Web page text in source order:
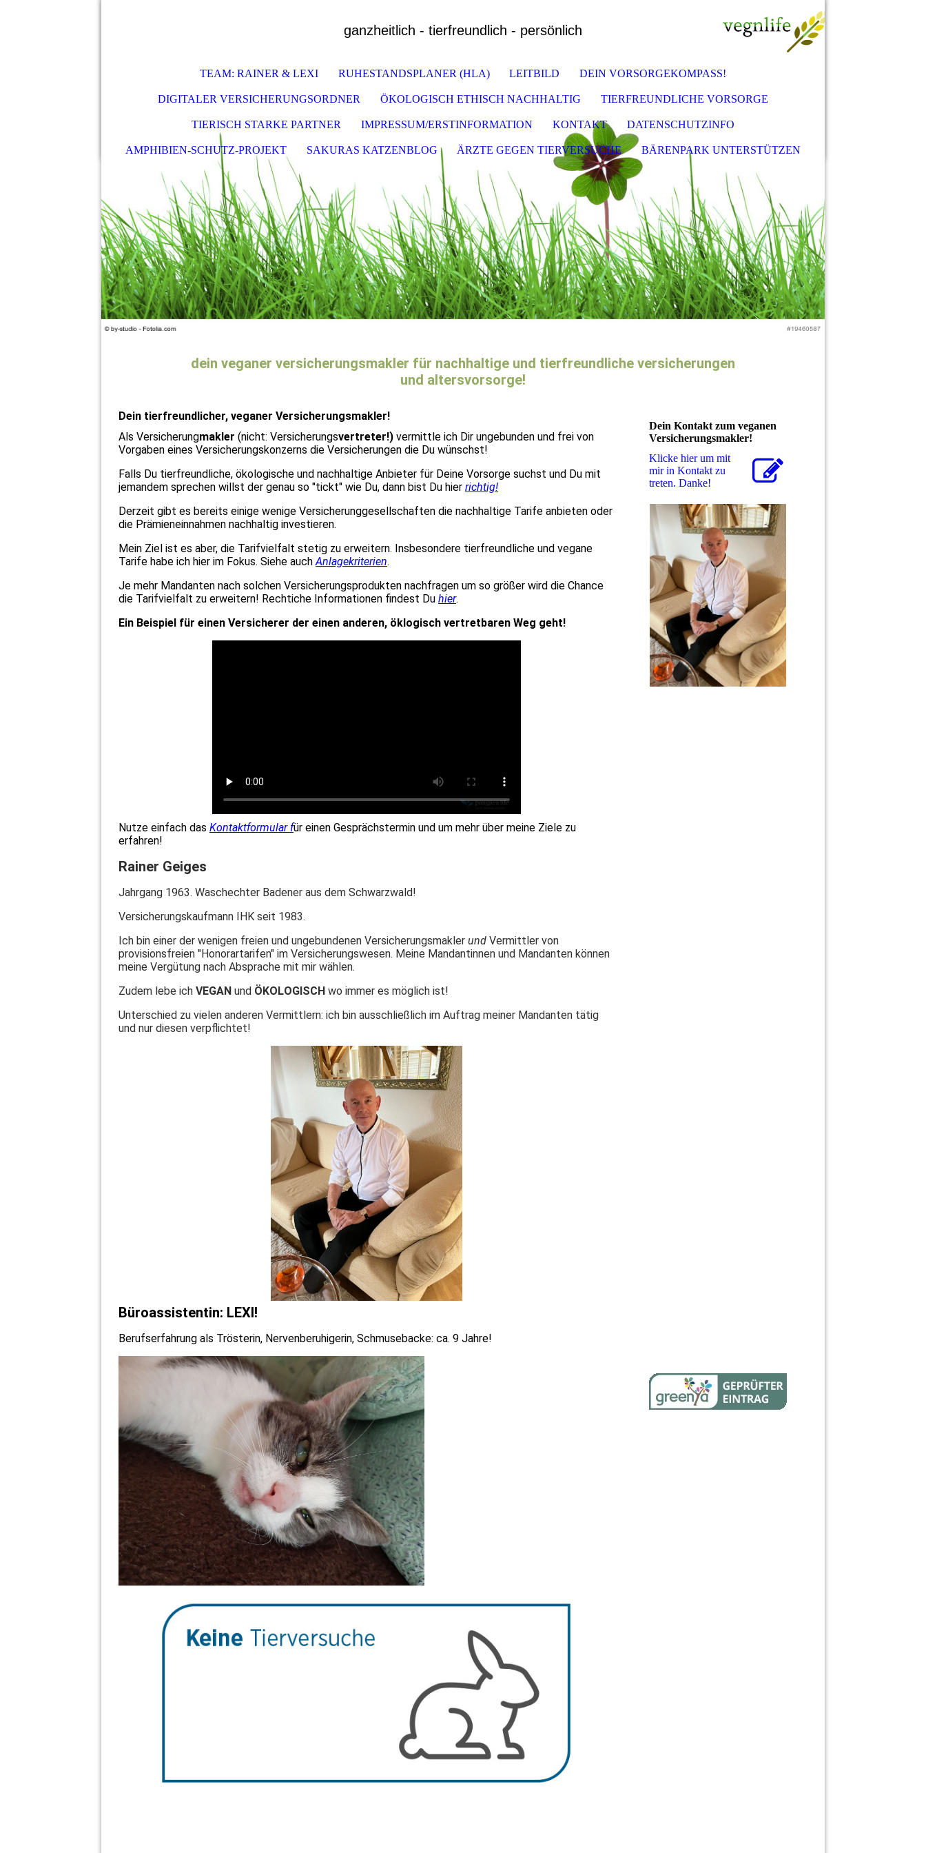
ganzheitlich - tierfreundlich - persönlich
TEAM: RAINER & LEXI RUHESTANDSPLANER (HLA) LEITBILD DEIN VORSORGEKOMPASS!
DIGITALER VERSICHERUNGSORDNER ÖKOLOGISCH ETHISCH NACHHALTIG TIERFREUNDLICHE VORSORGE
TIERISCH STARKE PARTNER IMPRESSUM/ERSTINFORMATION KONTAKT DATENSCHUTZINFO
AMPHIBIEN-SCHUTZ-PROJEKT SAKURAS KATZENBLOG ÄRZTE GEGEN TIERVERSUCHE BÄRENPARK UNTERSTÜTZEN
dein veganer versicherungsmakler für nachhaltige und tierfreundliche versicherungen
und altersvorsorge!
Dein tierfreundlicher, veganer Versicherungsmakler!
Als Versicherungmakler (nicht: Versicherungsvertreter!) vermittle ich Dir ungebunden und frei von
Vorgaben eines Versicherungskonzerns die Versicherungen die Du wünschst!
Falls Du tierfreundliche, ökologische und nachhaltige Anbieter für Deine Vorsorge suchst und Du mit
jemandem sprechen willst der genau so "tickt" wie Du, dann bist Du hier richtig!
Derzeit gibt es bereits einige wenige Versicherunggesellschaften die nachhaltige Tarife anbieten oder
die Prämieneinnahmen nachhaltig investieren.
Mein Ziel ist es aber, die Tarifvielfalt stetig zu erweitern. Insbesondere tierfreundliche und vegane
Tarife habe ich hier im Fokus. Siehe auchAnlagekriterien.
Je mehr Mandanten nach solchen Versicherungsprodukten nachfragen um so größer wird die Chance
die Tarifvielfalt zu erweitern! Rechtiche Informationen findest Du hier.
Ein Beispiel für einen Versicherer der einen anderen, öklogisch vertretbaren Weg geht!
Nutze einfach das Kontaktformular für einen Gesprächstermin und um mehr über meine Ziele zu
erfahren!
Rainer Geiges
Jahrgang 1963. Waschechter Badener aus dem Schwarzwald!
Versicherungskaufmann IHK seit 1983.
Ich bin einer der wenigen freien und ungebundenen Versicherungsmakler und Vermittler von
provisionsfreien "Honorartarifen" im Versicherungswesen. Meine Mandantinnen und Mandanten können
meine Vergütung nach Absprache mit mir wählen.
Zudem lebe ich VEGAN und ÖKOLOGISCH wo immer es möglich ist!
Unterschied zu vielen anderen Vermittlern: ich bin ausschließlich im Auftrag meiner Mandanten tätig
und nur diesen verpflichtet!
Büroassistentin: LEXI!
Berufserfahrung als Trösterin, Nervenberuhigerin, Schmusebacke: ca. 9 Jahre!
Dein Kontakt zum veganen
Versicherungsmakler!
Klicke hier um mit
mir in Kontakt zu
treten. Danke!